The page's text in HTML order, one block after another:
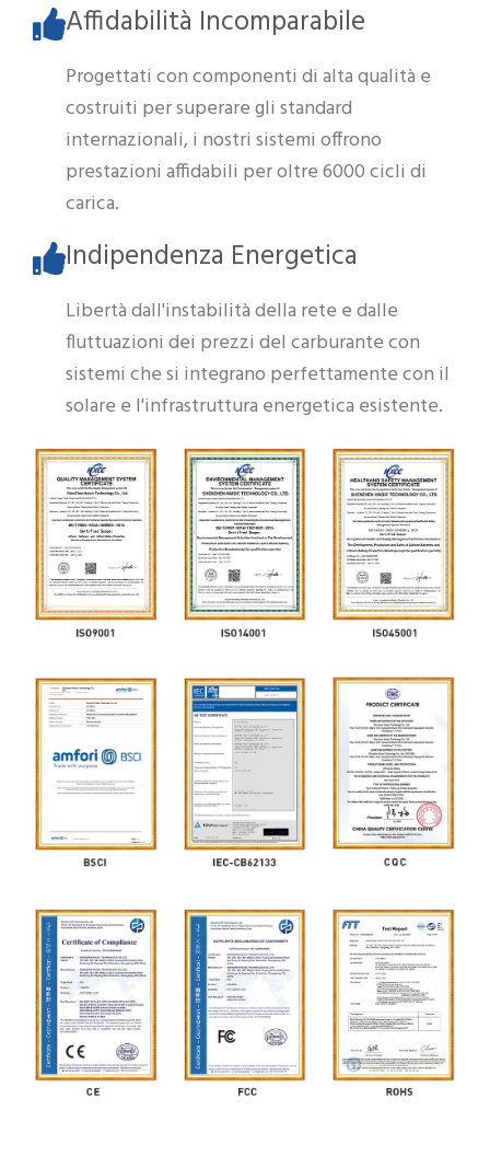
Affidabilità Incomparabile
Progettati con componenti di alta qualità e
costruiti per superare gli standard
internazionali, i nostri sistemi offrono
prestazioni affidabili per oltre 6000 cicli di
carica.
Indipendenza Energetica
Libertà dall'instabilità della rete e dalle
fluttuazioni dei prezzi del carburante con
sistemi che si integrano perfettamente con il
solare e l'infrastruttura energetica esistente.